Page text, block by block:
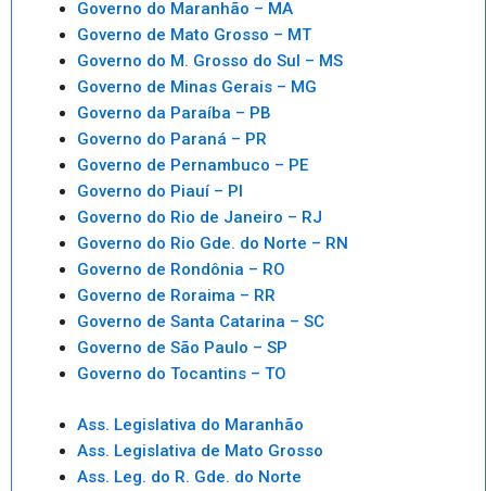
Governo do Maranhão – MA
Governo de Mato Grosso – MT
Governo do M. Grosso do Sul – MS
Governo de Minas Gerais – MG
Governo da Paraíba – PB
Governo do Paraná – PR
Governo de Pernambuco – PE
Governo do Piauí – PI
Governo do Rio de Janeiro – RJ
Governo do Rio Gde. do Norte – RN
Governo de Rondônia – RO
Governo de Roraima – RR
Governo de Santa Catarina – SC
Governo de São Paulo – SP
Governo do Tocantins – TO
Ass. Legislativa do Maranhão
Ass. Legislativa de Mato Grosso
Ass. Leg. do R. Gde. do Norte